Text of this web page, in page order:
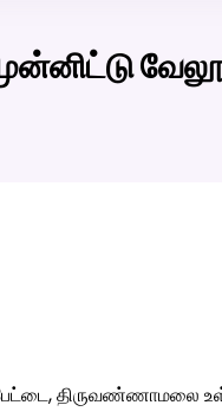
திருவண்ணாமலை